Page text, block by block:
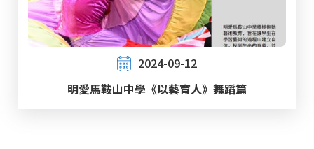
2024-09-12
明愛馬鞍山中學《以藝育人》舞蹈篇